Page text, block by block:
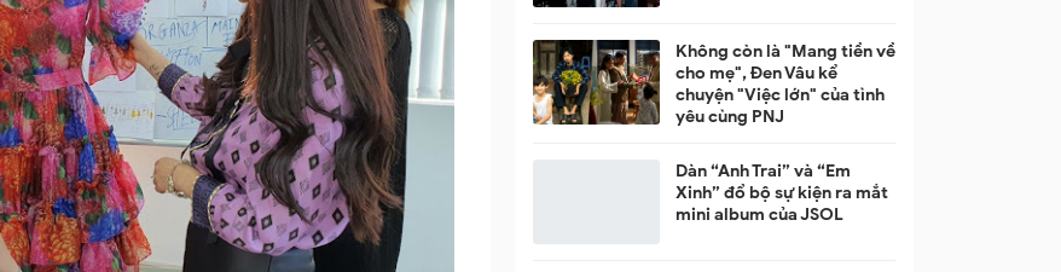
Không còn là "Mang tiền về
cho mẹ", Đen Vâu kể
chuyện "Việc lớn" của tình
yêu cùng PNJ
Dàn “Anh Trai” và “Em
Xinh” đổ bộ sự kiện ra mắt
mini album của JSOL